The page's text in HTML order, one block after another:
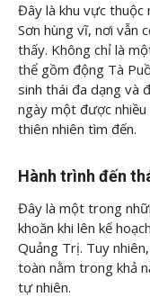
Đây là khu vực thuộc
Sơn hùng vĩ, nơi vẫn
thấy. Không chỉ là
thể gồm động Tà
sinh thái đa dạng và
ngày một được
thiên nhiên tìm đến.
Hành trình đến
Đây là một trong
khoăn khi lên kế
Quảng Trị. Tuy
toàn nằm trong khả
tự nhiên.